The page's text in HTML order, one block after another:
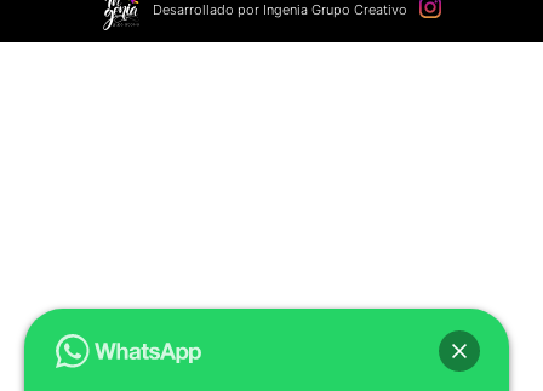
Desarrollado por Ingenia Grupo Creativo